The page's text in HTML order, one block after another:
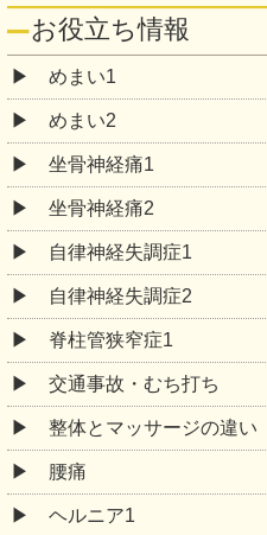
お役立ち情報
めまい1
めまい2
坐骨神経痛1
坐骨神経痛2
自律神経失調症1
自律神経失調症2
脊柱管狭窄症1
交通事故・むち打ち
整体とマッサージの違い
腰痛
ヘルニア1